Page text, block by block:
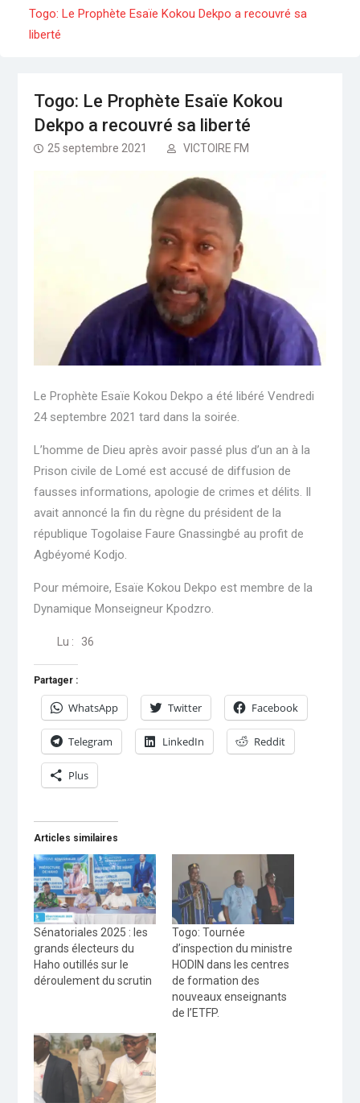
et accélération
Togo : Le président Faure Gnassingbé dans le
Canal +
Togo: Le Prophète Esaïe Kokou Dekpo a recouvré sa
liberté
Togo: Le Prophète Esaïe Kokou
Dekpo a recouvré sa liberté
25 septembre 2021 VICTOIRE FM
Le Prophète Esaïe Kokou Dekpo a été libéré Vendredi
24 septembre 2021 tard dans la soirée.
L’homme de Dieu après avoir passé plus d’un an à la
Prison civile de Lomé est accusé de diffusion de
fausses informations, apologie de crimes et délits. Il
avait annoncé la fin du règne du président de la
république Togolaise Faure Gnassingbé au profit de
Agbéyomé Kodjo.
Pour mémoire, Esaïe Kokou Dekpo est membre de la
Dynamique Monseigneur Kpodzro.
Lu : 36
Partager :
WhatsApp Twitter Facebook
Telegram LinkedIn Reddit
Plus
Articles similaires
Sénatoriales 2025 : les
grands électeurs du
Haho outillés sur le
déroulement du scrutin
Togo: Tournée
d’inspection du ministre
HODIN dans les centres
de formation des
nouveaux enseignants
de l’ETFP.